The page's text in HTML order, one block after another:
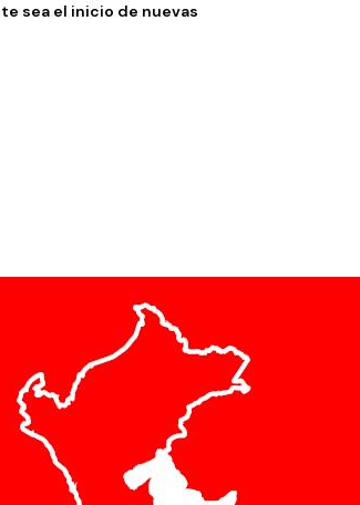
sea el inicio de nuevas